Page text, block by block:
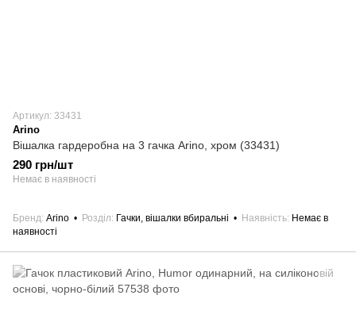
Артикул: 33431
Arino
Вішалка гардеробна на 3 гачка Arino, хром (33431)
290 грн/шт
Немає в наявності
Бренд Arino Розділ Гачки, вішалки вбиральні Наявність Немає в
наявності